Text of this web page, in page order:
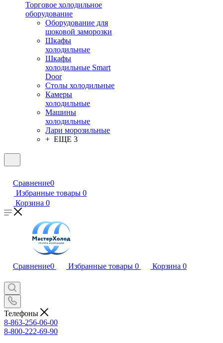
Торговое холодильное
оборудование
Оборудование для
шоковой заморозки
Шкафы
холодильные
Шкафы
холодильные Smart
Door
Столы холодильные
Камеры
холодильные
Машины
холодильные
Лари морозильные
+ ЕЩЕ 3
Сравнение0
Избранные товары 0
Корзина 0
Сравнение0 Избранные товары 0 Корзина 0
Телефоны
8-863-256-06-00
8-800-222-69-90